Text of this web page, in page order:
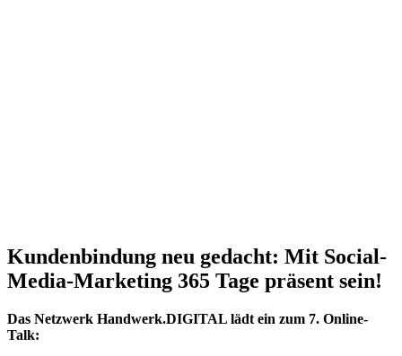
Kundenbindung neu gedacht: Mit Social-
Media-Marketing 365 Tage präsent sein!
Das Netzwerk Handwerk.DIGITAL lädt ein zum 7. Online-
Talk: